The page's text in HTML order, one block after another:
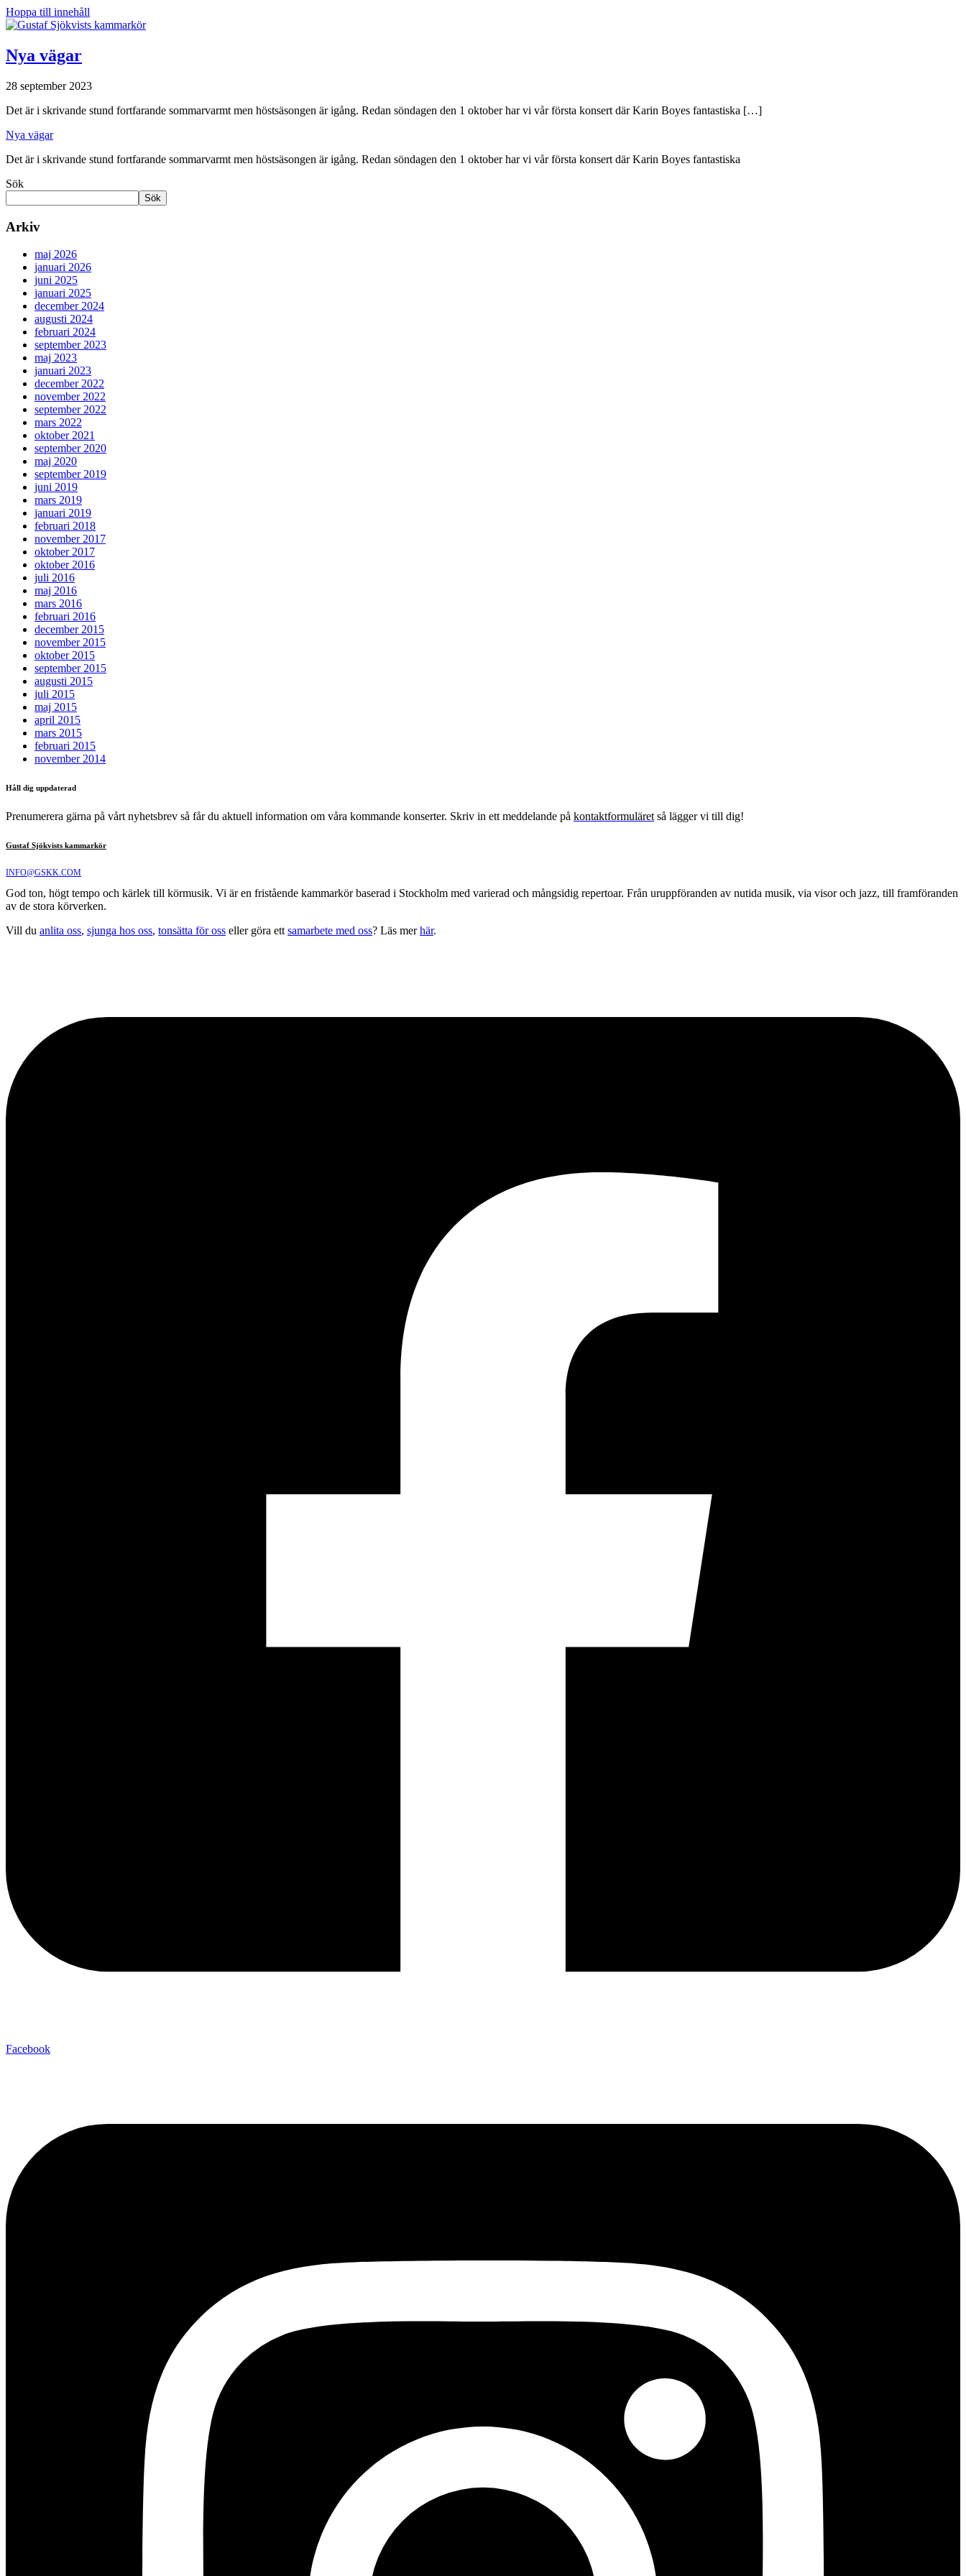
Hoppa till innehåll
Nya vägar
28 september 2023
Det är i skrivande stund fortfarande sommarvarmt men höstsäsongen är igång. Redan söndagen den 1 oktober har vi vår första konsert där Karin Boyes fantastiska […]
Nya vägar
Det är i skrivande stund fortfarande sommarvarmt men höstsäsongen är igång. Redan söndagen den 1 oktober har vi vår första konsert där Karin Boyes fantastiska
Sök
Sök
Arkiv
maj 2026
januari 2026
juni 2025
januari 2025
december 2024
augusti 2024
februari 2024
september 2023
maj 2023
januari 2023
december 2022
november 2022
september 2022
mars 2022
oktober 2021
september 2020
maj 2020
september 2019
juni 2019
mars 2019
januari 2019
februari 2018
november 2017
oktober 2017
oktober 2016
juli 2016
maj 2016
mars 2016
februari 2016
december 2015
november 2015
oktober 2015
september 2015
augusti 2015
juli 2015
maj 2015
april 2015
mars 2015
februari 2015
november 2014
Håll dig uppdaterad
Prenumerera gärna på vårt nyhetsbrev så får du aktuell information om våra kommande konserter. Skriv in ett meddelande på kontaktformuläret så lägger vi till dig!
Gustaf Sjökvists kammarkör
INFO@GSKK.COM
God ton, högt tempo och kärlek till körmusik. Vi är en fristående kammarkör baserad i Stockholm med varierad och mångsidig repertoar. Från uruppföranden av nutida musik, via visor och jazz, till framföranden
av de stora körverken.
Vill du anlita oss, sjunga hos oss, tonsätta för oss eller göra ett samarbete med oss? Läs merhär.
Facebook